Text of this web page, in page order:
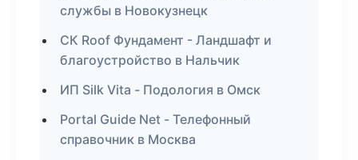
службы в Новокузнецк
СК Roof Фундамент - Ландшафт и
благоустройство в Нальчик
ИП Silk Vita - Подология в Омск
Portal Guide Net - Телефонный
справочник в Москва